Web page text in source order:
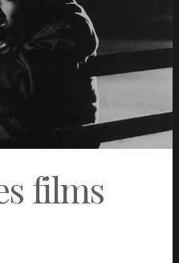
Alexandre
France
Shawn Levy USA
Simon Kinberg USA
USA
Penn
1966
Zidi Jr.
2022
Pierre
France
films